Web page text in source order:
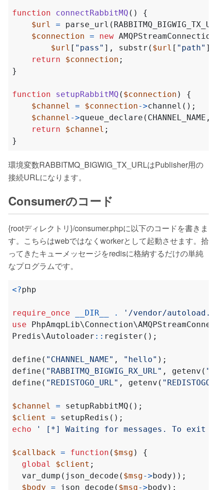
function connectRabbitMQ ()
{
$url
= parse_url (
$connection = new AMQPStreamConnection
$url [ "pass" ], substr ( $url [ "path" ],
return
$connection ;
}
function setupRabbitMQ ( $connection )
{
$channel
= $connection->channel ();
$channel ->queue_declare ( CHANNEL_NAME ,
return
$channel ;
}
環境変数RABBITMQ_BIGWIG_TX_URLはPublisher用の
接続URLになります。
Consumerのコード
{rootディレクトリ}/consumer.phpに以下のコードを書きま
す。こちらはwebではなくworkerとして起動させます。拾
ってきたキューメッセージをredisに格納するだけの単純
なプログラムです。
<?php
require_once __DIR__ .
'/vendor/
use
Predis\Autoloader :: register ();
define ( "CHANNEL_NAME" , "hello" );
define ( "RABBITMQ_BIGWIG_RX_URL" , getenv (
define ( "REDISTOGO_URL" , getenv (
$channel = setupRabbitMQ ();
$client
= setupRedis ();
echo
' [*] Waiting for messages. To exit
$callback = function ( $msg )
{
global
$client ;
var_dump ( json_decode ( $msg->body ));
$body = json_decode ( $msg->body );